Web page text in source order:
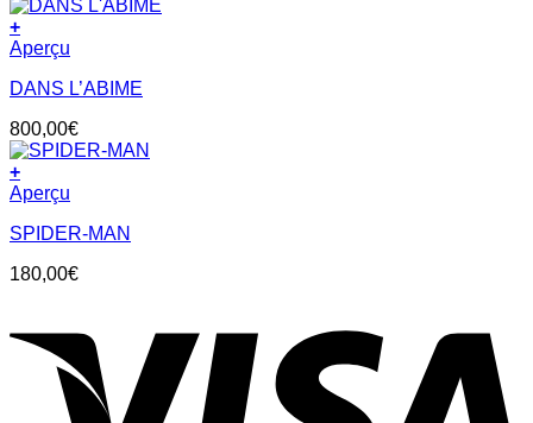
+
Aperçu
DANS L’ABIME
800,00€
+
Aperçu
SPIDER-MAN
180,00€